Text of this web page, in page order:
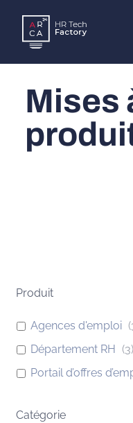
content
Mises
Produit
Agences d'emploi (
Département RH (3)
Portail d’offres
Catégorie